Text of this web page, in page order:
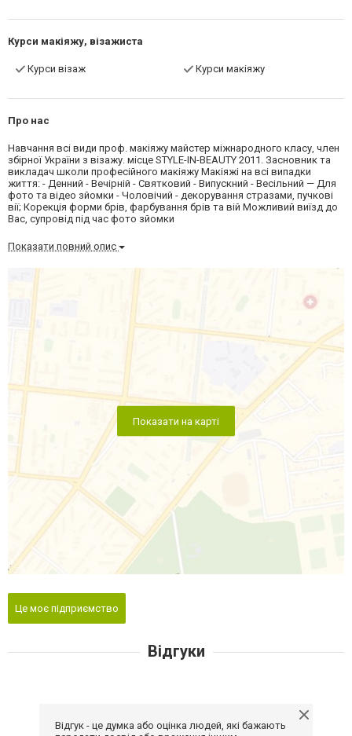
Курси макіяжу, візажиста
Курси візаж Курси макіяжу
Про нас
Навчання всі види проф. макіяжу майстер міжнародного класу, член
збірної України з візажу. місце STYLE-IN-BEAUTY 2011. Засновник та
викладач школи професійного макіяжу Макіяжі на всі випадки
життя: - Денний - Вечірній - Святковий - Випускний - Весільний — Для
фото та відео зйомки - Чоловічий - декорування стразами, пучкові
вії; Корекція форми брів, фарбування брів та вій Можливий виїзд до
Вас, супровід під час фото зйомки
Показати повний опис
Показати на карті
Це моє підприємство
Відгуки
Відгук - це думка або оцінка людей, які бажають